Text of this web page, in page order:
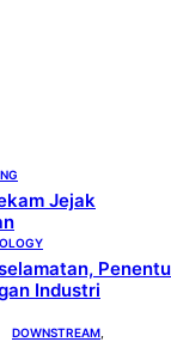
Jejak
Penentu
Industri
DOWNSTREAM